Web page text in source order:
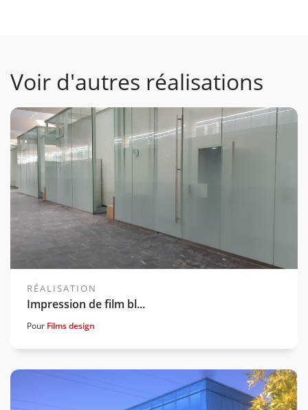
Voir d'autres réalisations
Voir la gamme associée
RÉALISATION
Impression de film bl...
Pour Films design
Voir la gamme associée